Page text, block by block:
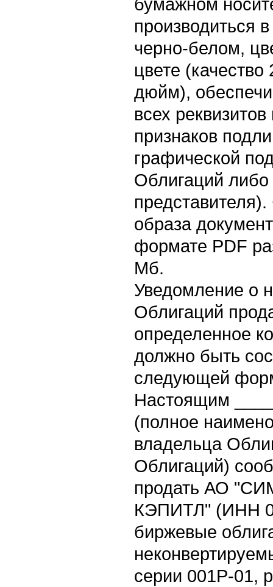
производиться
черно-белом,
цвете
дюйм),
всех
признаков
графической
Облигаций либо
образа
формате PDF
Мб.
Уведомление о
Облигаций
определенное
должно быть
следующей
Настоящим
(полное
владельца
Облигаций)
продать АО
КЭПИТЛ" (ИНН
биржевые
серии 001Р-01,